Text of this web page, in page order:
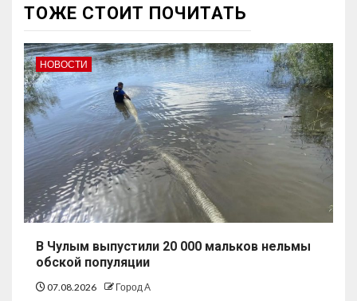
ТОЖЕ СТОИТ ПОЧИТАТЬ
НОВОСТИ
В Чулым выпустили 20 000 мальков нельмы
обской популяции
07.08.2026 Город А